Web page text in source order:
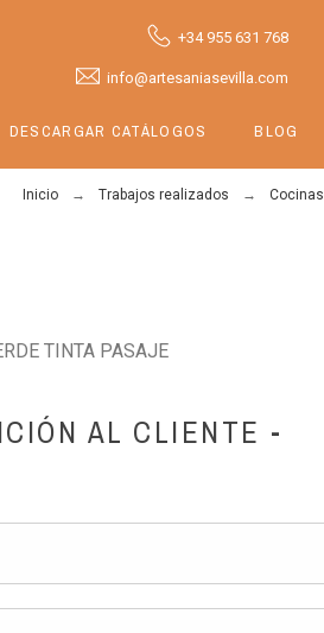
+34 955 631 768
info@artesaniasevilla.com
DESCARGAR CATÁLOGOS BLOG
Inicio Trabajos realizados Cocinas
TINTA PASAJE
AL CLIENTE -